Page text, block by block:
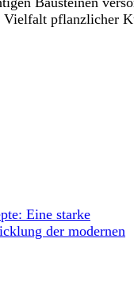
Vielfalt pflanzlicher
Eine starke
der modernen